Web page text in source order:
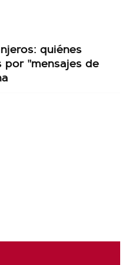
quiénes
"mensajes de